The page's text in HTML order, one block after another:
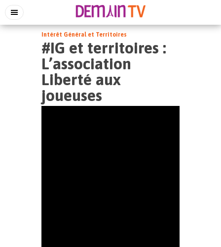
Intérêt Général et Territoires
#IG et territoires :
L’association
Liberté aux
joueuses